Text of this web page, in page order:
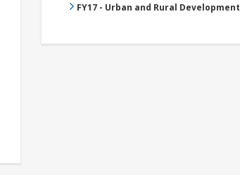
FY17 - Urban and Rural Development